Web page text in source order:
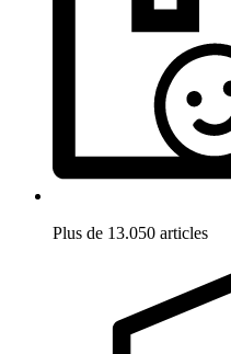
Plus de 13.050 articles